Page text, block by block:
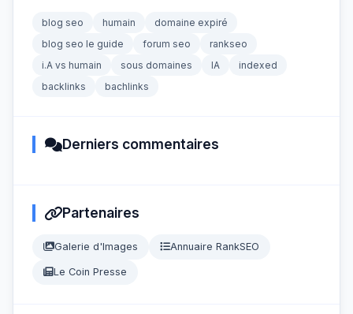
blog seo humain
domaine expiré
blog seo le guide
forum seo
rankseo
i.A vs humain
sous domaines IA
indexed
backlinks
bachlinks
Derniers commentaires
Partenaires
Galerie d'Images Annuaire RankSEO
Le Coin Presse